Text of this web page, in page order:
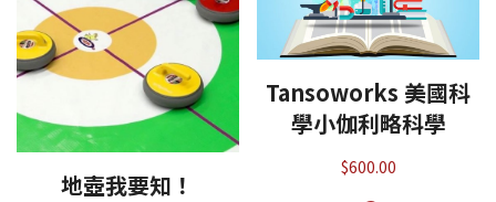
地壺我要知！
Tansoworks 美國科
學小伽利略科學
$600.00